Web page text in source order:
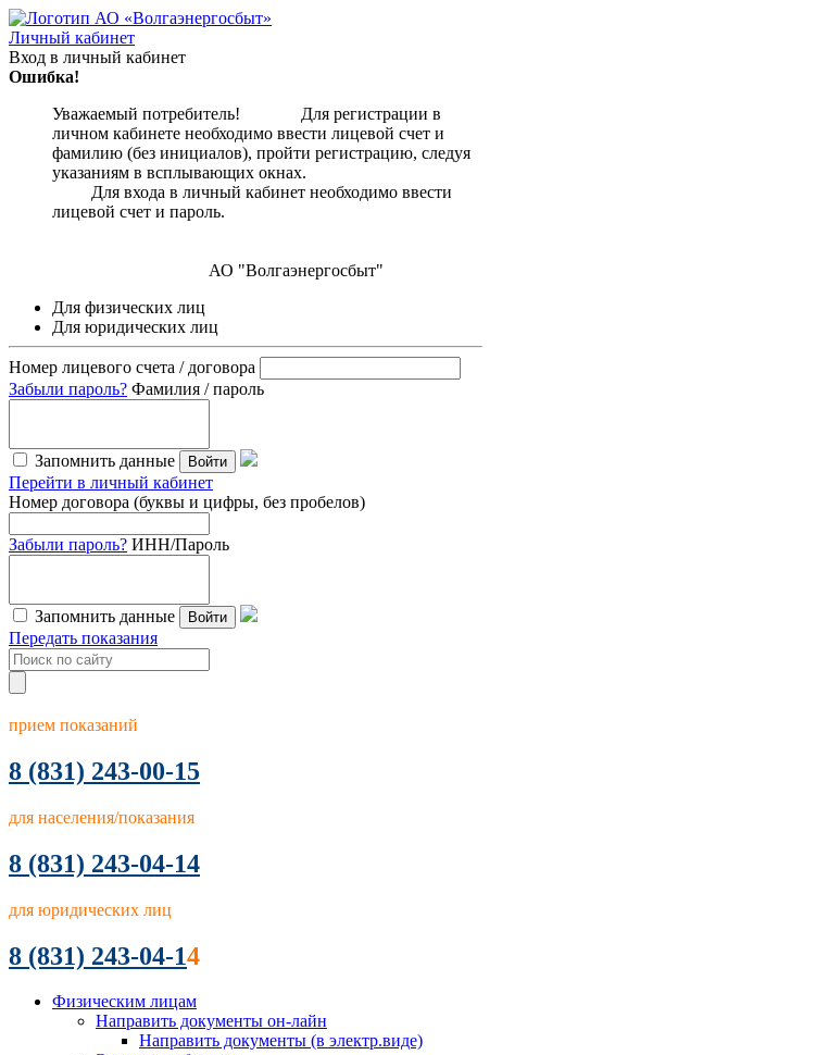
Личный кабинет
Вход в личный кабинет
Ошибка!
Уважаемый потребитель! Для регистрации в
личном кабинете необходимо ввести лицевой счет и
фамилию (без инициалов), пройти регистрацию, следуя
указаниям в всплывающих окнах.
Для входа в личный кабинет необходимо ввести
лицевой счет и пароль.
АО "Волгаэнергосбыт"
Для физических лиц
Для юридических лиц
Номер лицевого счета / договора
Забыли пароль? Фамилия / пароль
Запомнить данные Войти
Перейти в личный кабинет
Номер договора (буквы и цифры, без пробелов)
Забыли пароль? ИНН/Пароль
Запомнить данные Войти
Передать показания
прием показаний
8 (831) 243-00-15
для населения/показания
8 (831) 243-04-14
для юридических лиц
8 (831) 243-04-14
Физическим лицам
Направить документы он-лайн
Направить документы (в электр.виде)